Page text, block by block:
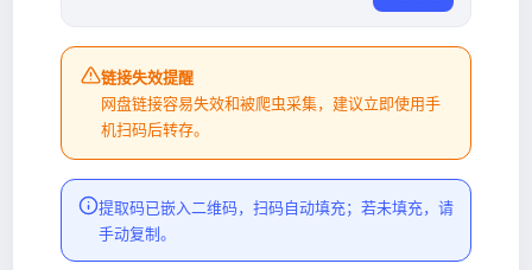
链接失效提醒
网盘链接容易失效和被爬虫采集，建议立即使用手
机扫码后转存。
提取码已嵌入二维码，扫码自动填充；若未填充，请
手动复制。